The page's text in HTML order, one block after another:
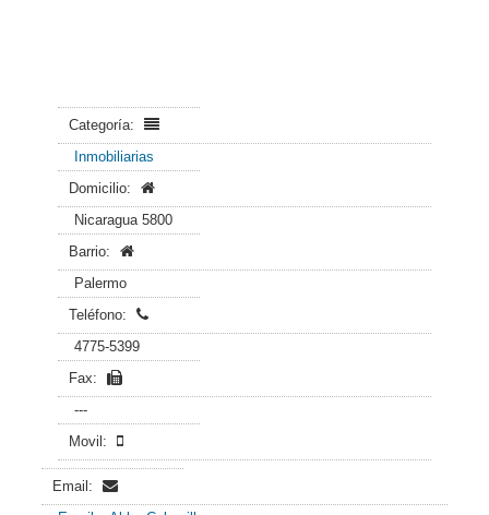
Categoría:
Inmobiliarias
Domicilio:
Nicaragua 5800
Barrio:
Palermo
Teléfono:
4775-5399
Fax:
---
Movil:
Email: